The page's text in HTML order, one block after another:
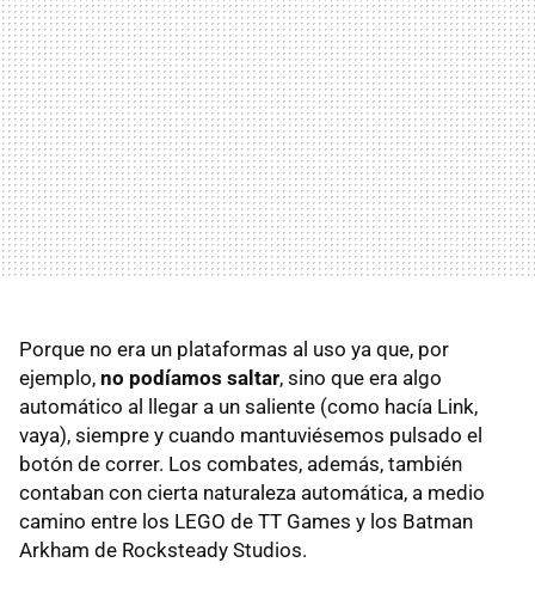
Porque no era un plataformas al uso ya que, por
ejemplo, no podíamos saltar, sino que era algo
automático al llegar a un saliente (como hacía Link,
vaya), siempre y cuando mantuviésemos pulsado el
botón de correr. Los combates, además, también
contaban con cierta naturaleza automática, a medio
camino entre los LEGO de TT Games y los Batman
Arkham de Rocksteady Studios.